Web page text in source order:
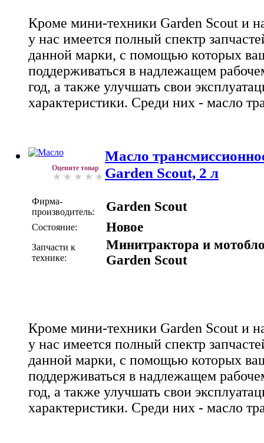
Кроме мини-техники Garden Scout и
у нас имеется полный спектр
данной марки, с помощью которых
поддерживаться в надлежащем
год, а также улучшать свои
характеристики. Среди них - масло
Оцените товар
Масло
Garden Scout, 2 л
Фирма-
производитель:
Garden Scout
Состояние: Новое
Запчасти к
технике:
Минитрактора и
Garden Scout
Кроме мини-техники Garden Scout и
у нас имеется полный спектр
данной марки, с помощью которых
поддерживаться в надлежащем
год, а также улучшать свои
характеристики. Среди них - масло